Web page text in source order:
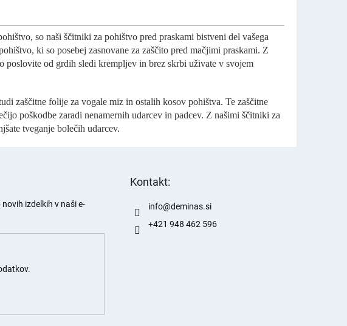
o
n
t
o
i
e
l
z
n
t
n
so naši ščitniki za pohištvo pred praskami bistveni del vašega
ki so posebej zasnovane za zaščito pred mačjimi praskami. Z
poslovite od grdih sledi krempljev in brez skrbi uživate v svojem
zaščitne folije za vogale miz in ostalih kosov pohištva. Te zaščitne
poškodbe zaradi nenamernih udarcev in padcev. Z našimi ščitniki za
tveganje bolečih udarcev.
izdelkih v naši e-
Kontakt:
info@deminas.si
+421 948 462 596